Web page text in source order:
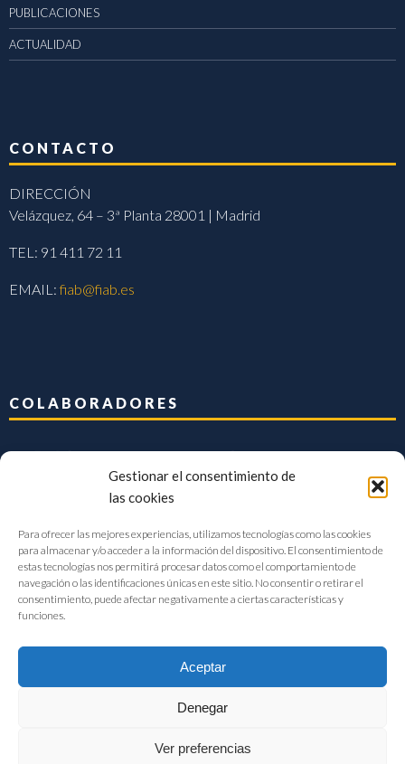
Gestionar el consentimiento de
las cookies
Para ofrecer las mejores experiencias, utilizamos tecnologías como las cookies
para almacenar y/o acceder a la información del dispositivo. El consentimiento de
estas tecnologías nos permitirá procesar datos como el comportamiento de
navegación o las identificaciones únicas en este sitio. No consentir o retirar el
consentimiento, puede afectar negativamente a ciertas características y
funciones.
Aceptar
Denegar
Ver preferencias
PUBLICACIONES
ACTUALIDAD
CONTACTO
DIRECCIÓN
Velázquez, 64 – 3ª Planta 28001 | Madrid
TEL: 91 411 72 11
EMAIL:fiab@fiab.es
COLABORADORES
FIAB Federación Española de Industrias de la Alimentación y Bebidas